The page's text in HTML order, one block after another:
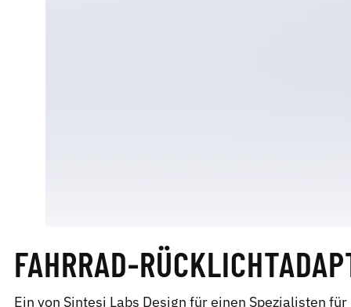
FAHRRAD-­
Ein von Sintesi Labs Design für einen Spezialisten